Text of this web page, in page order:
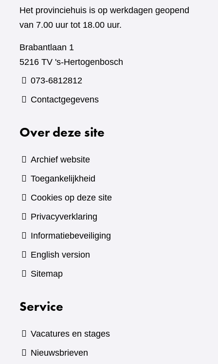
Het provinciehuis is op werkdagen geopend
van 7.00 uur tot 18.00 uur.
Brabantlaan 1
5216 TV 's-Hertogenbosch
073-6812812
Contactgegevens
Over deze site
Archief website
Toegankelijkheid
Cookies op deze site
Privacyverklaring
Informatiebeveiliging
English version
Sitemap
Service
Vacatures en stages
Nieuwsbrieven